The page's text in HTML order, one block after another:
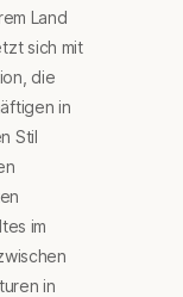
Land
sich mit
die
in
Stil
im
in